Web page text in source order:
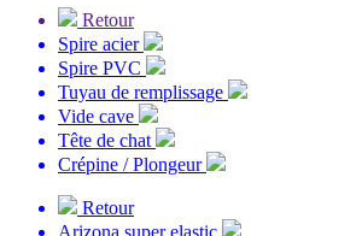
Retour
Spire acier
Spire PVC
Tuyau de remplissage
Vide cave
Tête de chat
Crépine / Plongeur
Retour
Arizona super elastic